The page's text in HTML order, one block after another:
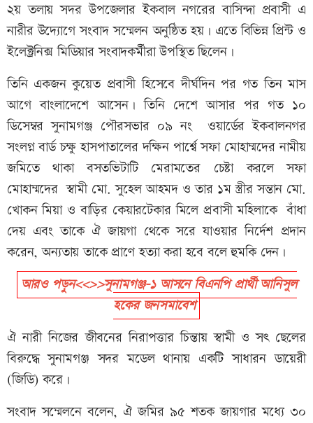
২য় তলায় সদর উপজেলার ইকবাল নগরের বাসিন্দা প্রবাসী এ
নারীর উদ্যোগে সংবাদ সম্মেলন অনুষ্ঠিত হয়। এতে বিভিন্ন প্রিন্ট ও
ইলেক্ট্রনিক্স মিডিয়ার সংবাদকর্মীরা উপস্থিত ছিলেন।
‎তিনি একজন কুয়েত প্রবাসী হিসেবে দীর্ঘদিন পর গত তিন মাস
আগে বাংলাদেশে আসেন। তিনি দেশে আসার পর গত ১০
ডিসেম্বর সুনামগঞ্জ পৌরসভার ০৯ নং ওয়ার্ডের ইকবালনগর
সংলগ্ন বার্ড চক্ষু হাসপাতালের দক্ষিন পার্শ্বে সফা মোহাম্মদের নামীয়
জমিতে থাকা বসতভিটাটি মেরামতের চেষ্টা করলে সফা
মোহাম্মদের স্বামী মো. সুহেল আহমদ ও তার ১ম স্ত্রীর সন্তান মো.
খোকন মিয়া ও বাড়ির কেয়ারটেকার মিলে প্রবাসী মহিলাকে বাঁধা
দেয় এবং তাকে ঐ জায়গা থেকে সরে যাওয়ার নির্দেশ প্রদান
করেন, অন্যতায় তাকে প্রাণে হত্যা করা হবে বলে হুমকি দেন।
আরও পড়ুন<<>>সুনামগঞ্জ-১ আসনে বিএনপি প্রার্থী আনিসুল
হকের জনসমাবেশ
‎ঐ নারী নিজের জীবনের নিরাপত্তার চিন্তায় স্বামী ও সৎ ছেলের
বিরুদ্ধে সুনামগঞ্জ সদর মডেল থানায় একটি সাধারন ডায়েরী
(জিডি) করে।
সংবাদ সম্মেলনে বলেন, ঐ জমির ৯৫ শতক জায়গার মধ্যে ৩০